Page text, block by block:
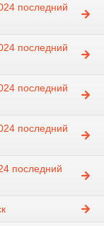
последний
последний
последний
последний
последний